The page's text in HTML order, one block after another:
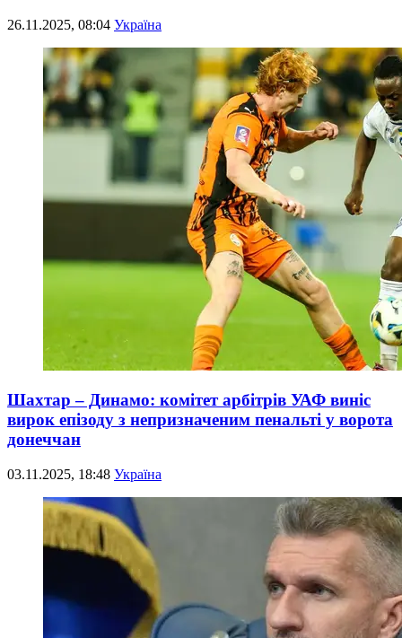
26.11.2025, 08:04 Україна
Шахтар – Динамо: комітет арбітрів УАФ виніс
вирок епізоду з непризначеним пенальті у ворота
донеччан
03.11.2025, 18:48 Україна